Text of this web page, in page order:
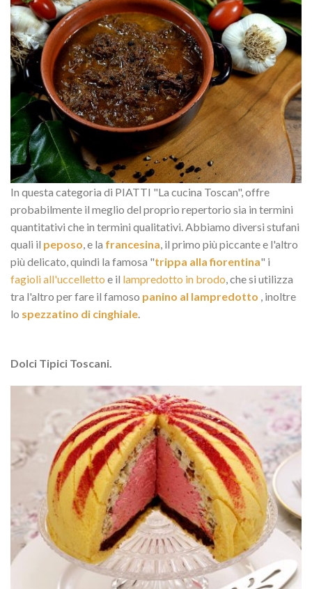
In questa categoria di PIATTI "La cucina Toscan", offre
probabilmente il meglio del proprio repertorio sia in termini
quantitativi che in termini qualitativi. Abbiamo diversi stufani
quali il peposo, e la francesina, il primo più piccante e l'altro
più delicato, quindi la famosa "trippa alla fiorentina" i
fagioli all'uccelletto e il lampredotto in brodo, che si utilizza
tra l'altro per fare il famoso panino al lampredotto , inoltre
lo spezzatino di cinghiale.
Dolci Tipici Toscani.